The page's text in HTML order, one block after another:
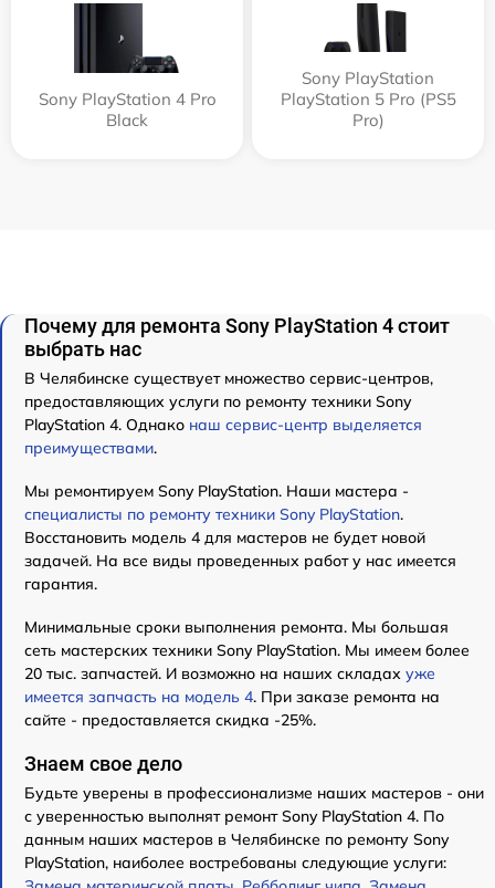
Sony PlayStation 4 Pro
Black
Sony PlayStation
PlayStation 5 Pro (PS5
Pro)
Почему для ремонта Sony PlayStation 4 стоит
выбрать нас
В Челябинске существует множество сервис-центров,
предоставляющих услуги по ремонту техники Sony
PlayStation 4. Однако наш сервис-центр выделяется
преимуществами.
Мы ремонтируем Sony PlayStation. Наши мастера -
специалисты по ремонту техники Sony PlayStation.
Восстановить модель 4 для мастеров не будет новой
задачей. На все виды проведенных работ у нас имеется
гарантия.
Минимальные сроки выполнения ремонта. Мы большая
сеть мастерских техники Sony PlayStation. Мы имеем более
20 тыс. запчастей. И возможно на наших складах уже
имеется запчасть на модель 4. При заказе ремонта на
сайте - предоставляется скидка -25%.
Знаем свое дело
Будьте уверены в профессионализме наших мастеров - они
с уверенностью выполнят ремонт Sony PlayStation 4. По
данным наших мастеров в Челябинске по ремонту Sony
PlayStation, наиболее востребованы следующие услуги: